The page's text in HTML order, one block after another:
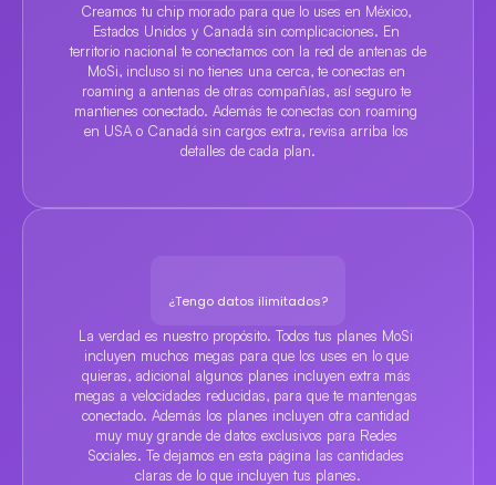
Creamos tu chip morado para que lo uses en México,
Estados Unidos y Canadá sin complicaciones. En
territorio nacional te conectamos con la red de antenas de
MoSi, incluso si no tienes una cerca, te conectas en
roaming a antenas de otras compañías, así seguro te
mantienes conectado. Además te conectas con roaming
en USA o Canadá sin cargos extra, revisa arriba los
detalles de cada plan.
¿Tengo datos ilimitados?
La verdad es nuestro propósito. Todos tus planes MoSi
incluyen muchos megas para que los uses en lo que
quieras, adicional algunos planes incluyen extra más
megas a velocidades reducidas, para que te mantengas
conectado. Además los planes incluyen otra cantidad
muy muy grande de datos exclusivos para Redes
Sociales. Te dejamos en esta página las cantidades
claras de lo que incluyen tus planes.